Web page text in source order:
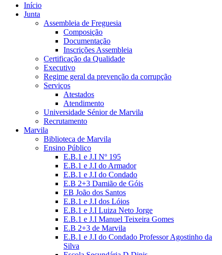
Início
Junta
Assembleia de Freguesia
Composição
Documentação
Inscrições Assembleia
Certificação da Qualidade
Executivo
Regime geral da prevenção da corrupção
Serviços
Atestados
Atendimento
Universidade Sénior de Marvila
Recrutamento
Marvila
Biblioteca de Marvila
Ensino Público
E.B.1 e J.I Nº 195
E.B.1 e J.I do Armador
E.B.1 e J.I do Condado
E.B 2+3 Damião de Góis
EB João dos Santos
E.B.1 e J.I dos Lóios
E.B.1 e J.I Luiza Neto Jorge
E.B.1 e J.I Manuel Teixeira Gomes
E.B 2+3 de Marvila
E.B.1 e J.I do Condado Professor Agostinho da
Silva